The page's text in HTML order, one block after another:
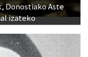
Donostiako Aste
izateko